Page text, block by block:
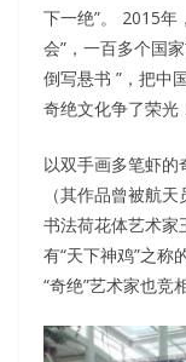
下一绝”。 2015年
会”，一百多个国
倒写悬书 ”，把中
奇绝文化争了荣光
以双手画多笔虾
（其作品曾被航
书法荷花体艺术家
有“天下神鸡”之称
“奇绝”艺术家也竞